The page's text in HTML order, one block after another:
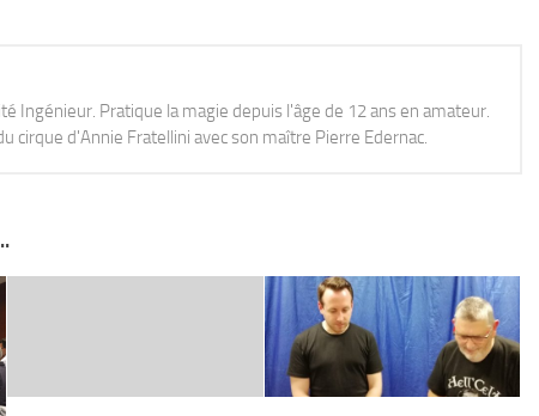
Ingénieur. Pratique la magie depuis l'âge de 12 ans en amateur.
cirque d'Annie Fratellini avec son maître Pierre Edernac.